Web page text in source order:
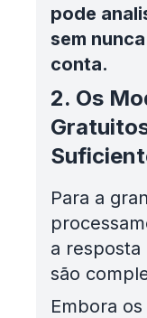
pode
sem
conta.
2. Os
Para a
a resposta
são
Embora